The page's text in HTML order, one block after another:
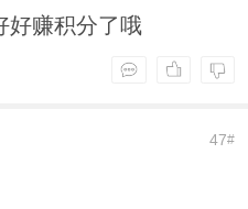
好赚积分了哦
47#